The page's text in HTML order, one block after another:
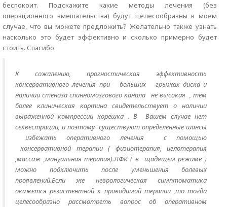
беспокоит. Подскажите какие методы лечения (без
операционного вмешательства) будут целесообразны в моем
случае, что вы можете предложить? Желательно также узнать
насколько это будет эффективно и сколько примерно будет
стоить. Спасибо
К сожалению, прогностическая эффективность
консервативного лечения при больших грыжах диска и
наличии стеноза спинномозгового канала не высокая , тем
более клиническая картина свидетельствует о наличии
выраженной компрессии корешка . В Вашем случае нет
секвестрации, и поэтому существуют определенные шансы
избежать оперативного лечения с помощью
консервативной терапии ( физиотерапия, иглотерапия
,массаж ,мануальная терапия).ЛФК ( в щадящем режиме )
можно подключить после уменьшения болевых
проявлений.Если же неврологическая симптоматика
окажется резистентной к проводимой терапии ,то тогда
целесообразно рассмотреть вопрос об оперативном